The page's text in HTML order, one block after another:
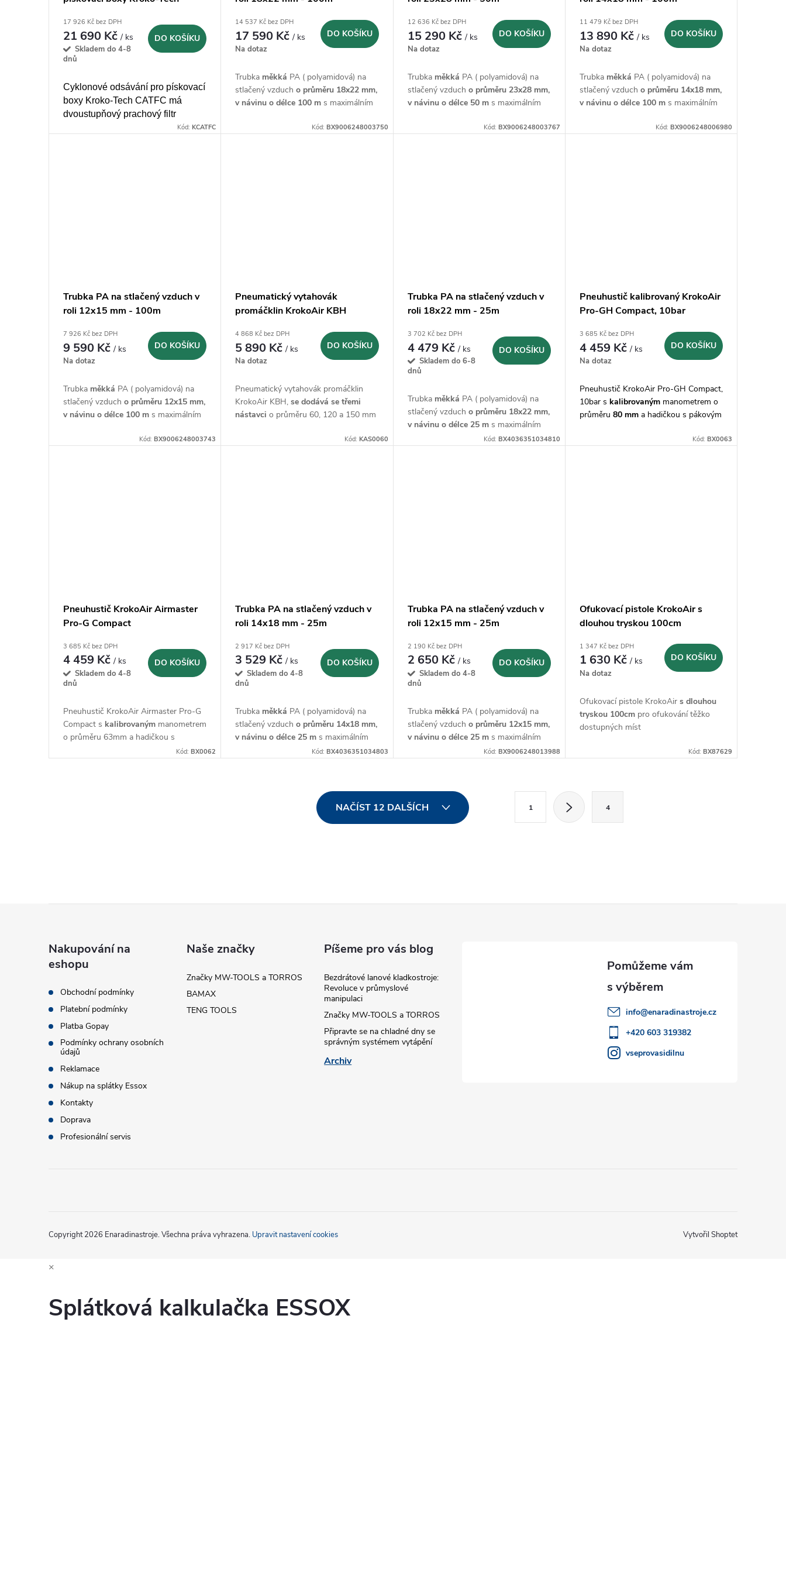
ů
k
17 926 Kč bez DPH
21 690 Kč/ ks
Skladem do 4-8
dnů
DO KOŠÍKU
Cyklonové odsávání pro pískovací
boxy Kroko-Tech CATFC má
dvoustupňový prachový filtr
pro tryskací
Kód:KCATFC
14 537 Kč bez DPH
17 590 Kč/ ks
Na dotaz
DO KOŠÍKU
Trubka měkká PA ( polyamidová) na
stlačený vzduch o průměru 18x22 mm,
v návinu o délce 100 m s maximálním
Kód: BX9006248003750
12 636 Kč bez DPH
15 290 Kč/ ks
Na dotaz
DO KOŠÍKU
Trubka měkká PA ( polyamidová) na
stlačený vzduch o průměru 23x28 mm,
v návinu o délce 50 ms maximálním
Kód: BX9006248003767
11 479 Kč bez DPH
13 890 Kč/ ks
Na dotaz
DO KOŠÍKU
Trubka měkká PA ( polyamidová) na
stlačený vzduch o průměru 14x18 mm,
v návinu o délce 100 ms maximálním
Kód: BX9006248006980
Trubka PA na stlačený vzduch v
roli 12x15 mm - 100m
7 926 Kč bez DPH
9 590 Kč/ ks
Na dotaz
DO KOŠÍKU
Trubka měkká PA ( polyamidová) na
stlačený vzduch o průměru 12x15 mm,
v návinu o délce 100 m s maximálním
Kód:BX9006248003743
Pneumatický vytahovák
promáčklin KrokoAir KBH
4 868 Kč bez DPH
5 890 Kč/ ks
Na dotaz
DO KOŠÍKU
Pneumatický vytahovák promáčklin
KrokoAir KBH,se dodává se třemi
nástavci o průměru 60, 120 a 150 mm
Kód: KAS0060
Trubka PA na stlačený vzduch v
roli 18x22 mm - 25m
3 702 Kč bez DPH
4 479 Kč/ ks
Skladem do 6-8
dnů
DO KOŠÍKU
Trubka měkká PA ( polyamidová) na
stlačený vzduch o průměru 18x22 mm,
v návinu o délce 25 ms maximálním
provozním tlakem 14 bar.
Kód: BX4036351034810
Pneuhustič kalibrovaný KrokoAir
Pro-GH Compact, 10bar
3 685 Kč bez DPH
4 459 Kč/ ks
Na dotaz
DO KOŠÍKU
Pneuhustič KrokoAir Pro-GH Compact,
10bar s kalibrovanýmmanometrem o
průměru 80 mma hadičkou s pákovým
Kód: BX0063
Pneuhustič KrokoAir Airmaster
Pro-G Compact
3 685 Kč bez DPH
4 459 Kč/ ks
Skladem do 4-8
dnů
DO KOŠÍKU
Pneuhustič KrokoAir Airmaster Pro-G
Compact s kalibrovaným manometrem
o průměru 63mm a hadičkou s
Kód:BX0062
Trubka PA na stlačený vzduch v
roli 14x18 mm - 25m
2 917 Kč bez DPH
3 529 Kč/ ks
Skladem do 4-8
dnů
DO KOŠÍKU
Trubka měkká PA ( polyamidová) na
stlačený vzduch o průměru 14x18 mm,
v návinu o délce 25 m s maximálním
provozním tlakem 15 bar.
Kód: BX4036351034803
Trubka PA na stlačený vzduch v
roli 12x15 mm - 25m
2 190 Kč bez DPH
2 650 Kč/ ks
Skladem do 4-8
dnů
DO KOŠÍKU
Trubka měkká PA ( polyamidová) na
stlačený vzduch o průměru 12x15 mm,
v návinu o délce 25 ms maximálním
provozním tlakem 15 bar.
Kód: BX9006248013988
Ofukovací pistole KrokoAir s
dlouhou tryskou 100cm
1 347 Kč bez DPH
1 630 Kč/ ks
Na dotaz
DO KOŠÍKU
Ofukovací pistole KrokoAir s dlouhou
tryskou 100cm pro ofukování těžko
dostupných míst
Kód: BX87629
c
í
p
r
v
y
v
ý
NAČÍST 12 DALŠÍCH 1 4
Nakupování na
eshopu
Obchodní podmínky
Platební podmínky
Platba Gopay
Podmínky ochrany osobních
údajů
Reklamace
Nákup na splátky Essox
Kontakty
Doprava
Profesionální servis
Naše značky
Značky MW-TOOLS a TORROS
BAMAX
TENG TOOLS
Píšeme pro vás blog
Bezdrátové lanové kladkostroje:
Revoluce v průmyslové
manipulaci
Značky MW-TOOLS a TORROS
Připravte se na chladné dny se
správným systémem vytápění
Archiv
info@enaradinastroje.cz
+420 603 319382
vseprovasidilnu
Vytvořil Shoptet
Copyright 2026 Enaradinastroje. Všechna práva vyhrazena. Upravit nastavení cookies
×
Splátková kalkulačka ESSOX